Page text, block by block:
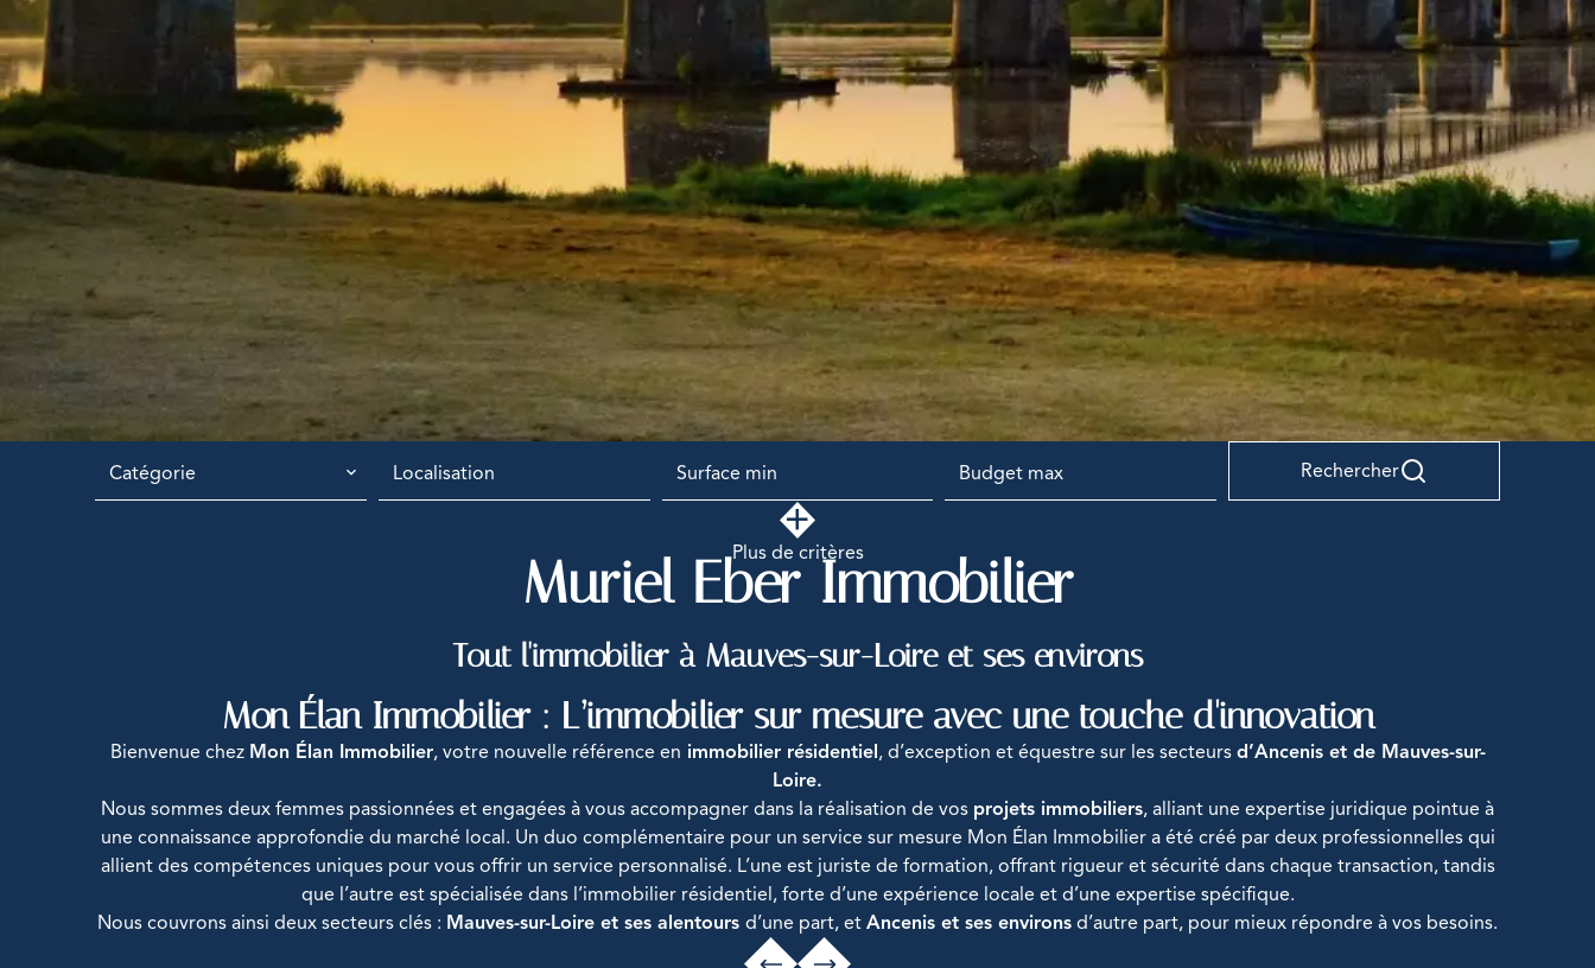
Catégorie Localisation Rechercher
Plus de critères
Muriel Eber Immobilier
Tout l'immobilier à Mauves-sur-Loire et ses environs
Mon Élan Immobilier : L’immobilier sur mesure avec une touche d'innovation
Bienvenue chez Mon Élan Immobilier, votre nouvelle référence en immobilier résidentiel, d’exception et équestre sur les secteurs d’Ancenis et de Mauves-sur-
Loire.
Nous sommes deux femmes passionnées et engagées à vous accompagner dans la réalisation de vos projets immobiliers, alliant une expertise juridique pointue à
une connaissance approfondie du marché local. Un duo complémentaire pour un service sur mesure Mon Élan Immobilier a été créé par deux professionnelles qui
allient des compétences uniques pour vous offrir un service personnalisé. L’une est juriste de formation, offrant rigueur et sécurité dans chaque transaction, tandis
que l’autre est spécialisée dans l’immobilier résidentiel, forte d’une expérience locale et d’une expertise spécifique.
Nous couvrons ainsi deux secteurs clés : Mauves-sur-Loire et ses alentours d’une part, et Ancenis et ses environs d’autre part, pour mieux répondre à vos besoins.